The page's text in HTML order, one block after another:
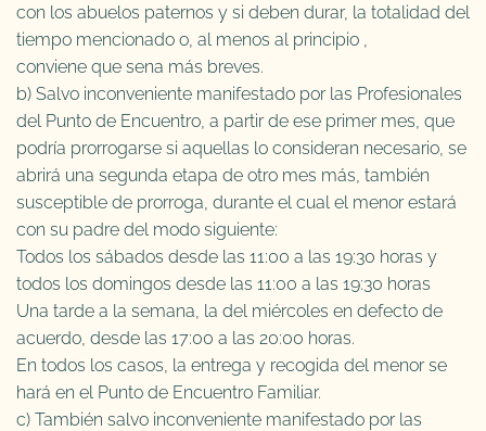
con los abuelos paternos y si deben durar, la totalidad del
tiempo mencionado o, al menos al principio ,
conviene que sena más breves.
b) Salvo inconveniente manifestado por las Profesionales
del Punto de Encuentro, a partir de ese primer mes, que
podría prorrogarse si aquellas lo consideran necesario, se
abrirá una segunda etapa de otro mes más, también
susceptible de prorroga, durante el cual el menor estará
con su padre del modo siguiente:
Todos los sábados desde las 11:00 a las 19:30 horas y
todos los domingos desde las 11:00 a las 19:30 horas
Una tarde a la semana, la del miércoles en defecto de
acuerdo, desde las 17:00 a las 20:00 horas.
En todos los casos, la entrega y recogida del menor se
hará en el Punto de Encuentro Familiar.
c) También salvo inconveniente manifestado por las